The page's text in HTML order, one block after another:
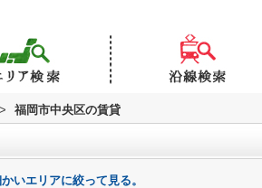
> 福岡市中央区の賃貸
いエリアに絞って見る。